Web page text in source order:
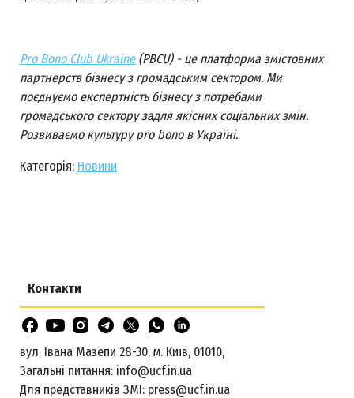
Pro Bono Club Ukraine(PBCU) - це платформа змістовних
партнерств бізнесу з громадським сектором. Ми
поєднуємо експертність бізнесу з потребами
громадського сектору задля якісних соціальних змін.
Розвиваємо культуру pro bono в Україні.
Категорія: Новини
Контакти
вул. Івана Мазепи 28-30, м. Київ, 01010,
Загальні питання: info@ucf.in.ua
Для представників ЗМІ: press@ucf.in.ua